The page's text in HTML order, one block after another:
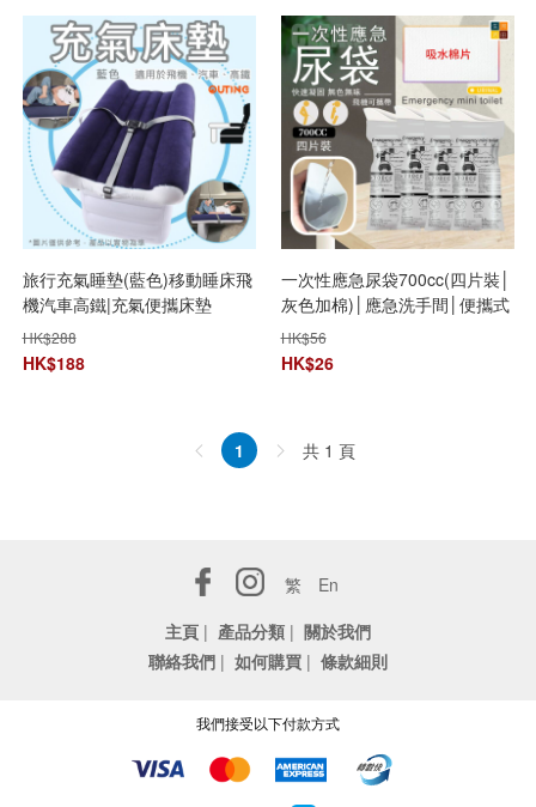
旅行充氣睡墊(藍色)移動睡床飛
機汽車高鐵|充氣便攜床墊
HK$288
HK$188
一次性應急尿袋700cc(四片裝│
灰色加棉)│應急洗手間│便攜式
馬桶車│移動廁所│站立小便器│
男女兒童合用
HK$56
HK$26
1 共 1 頁
繁
En
主頁 | 產品分類 | 關於我們
聯絡我們 | 如何購買 | 條款細則
我們接受以下付款方式